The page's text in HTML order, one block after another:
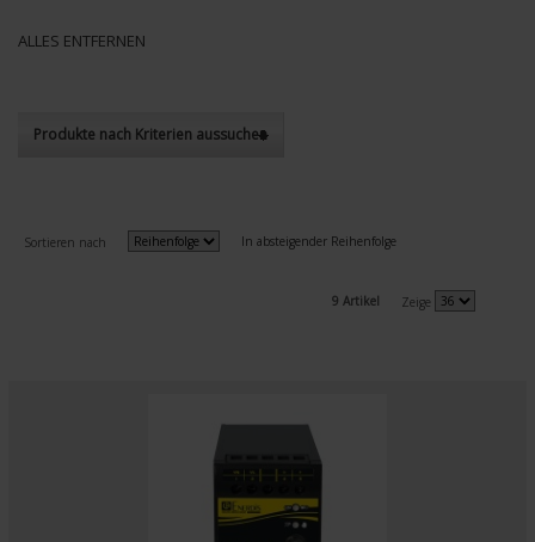
ALLES ENTFERNEN
Produkte nach Kriterien aussuchen
Sortieren nach In absteigender Reihenfolge
9 Artikel Zeige